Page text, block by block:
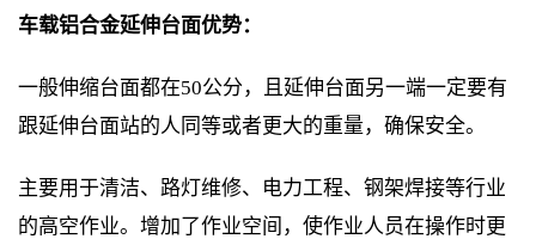
车载铝合金延伸台面优势：
一般伸缩台面都在50公分，且延伸台面另一端一定要有
跟延伸台面站的人同等或者更大的重量，确保安全。
主要用于清洁、路灯维修、电力工程、钢架焊接等行业
的高空作业。增加了作业空间，使作业人员在操作时更